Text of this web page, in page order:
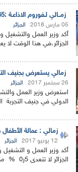
زمــالي لـفوروم الاذاعـة :65 نقابة عمالية تنشط بالجزائر وبيان وزارة العمل ليس " استفزازا"
05 مارس 2018 الجزائر
أكد وزير العمل والتشغيل
الجزائر،في هذا الوقت لا
زمالي يستعرض بجنيف
26 سبتمبر 2017 الجزائر
استعرض وزير العمل
الدولي في جنيف التجربة
زمالي : عمالة الأطفال في
12 يونيو 2017 الجزائر
أكد وزير العمل و التشغيل
الجزائر لا تتعدى 5ر0 % مقارنة بمجموع العمال المتواجدين...